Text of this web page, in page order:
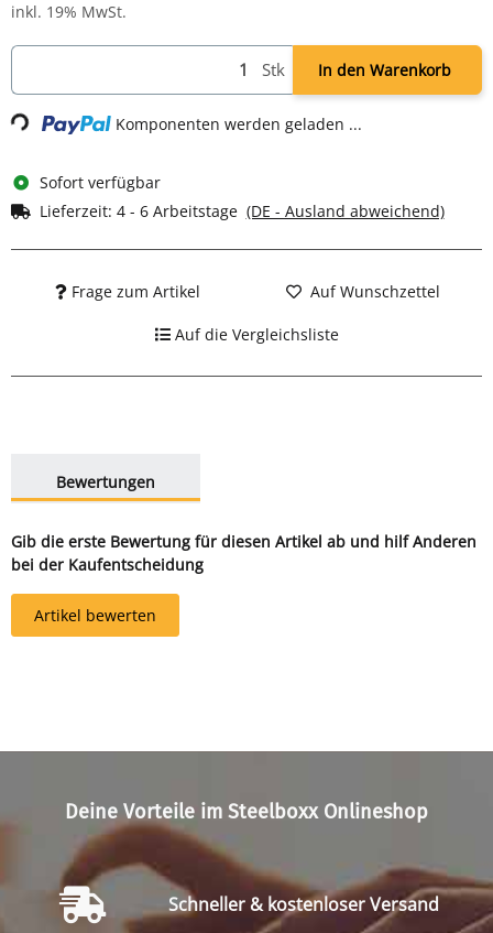
inkl. 19% MwSt.
Stk In den Warenkorb
Loading... Komponenten werden geladen ...
Sofort verfügbar
Lieferzeit: 4 - 6 Arbeitstage (DE - Ausland abweichend)
Frage zum Artikel Auf Wunschzettel
Auf die Vergleichsliste
Bewertungen
Gib die erste Bewertung für diesen Artikel ab und hilf Anderen
bei der Kaufentscheidung
Artikel bewerten
Deine Vorteile im Steelboxx Onlineshop
Schneller & kostenloser Versand